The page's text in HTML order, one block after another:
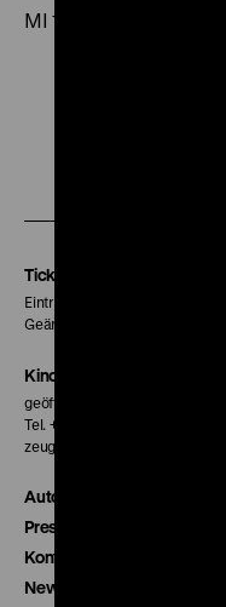
MI 19.03. um 20 Uhr ·
Tickets
Eintritt 5 €
Geänderte Preise sind im
Kinokasse
geöffnet 30 Minuten vor
Tel. + 49 30 20304-770
zeughauskino@dhm.de
Autor*innen
Presse
Kontakt
Newsletter